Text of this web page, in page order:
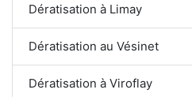
Dératisation à Limay
Dératisation au Vésinet
Dératisation à Viroflay